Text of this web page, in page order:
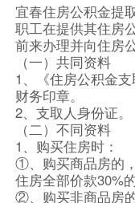
宜春住房公积金提
职工在提供其住房
前来办理并向住房
（一）共同资料
1、《住房公积金
财务印章。
2、支取人身份证。
（二）不同资料
1、购买住房时：
①、购买商品房的
住房全部价款30%
②、购买非商品房